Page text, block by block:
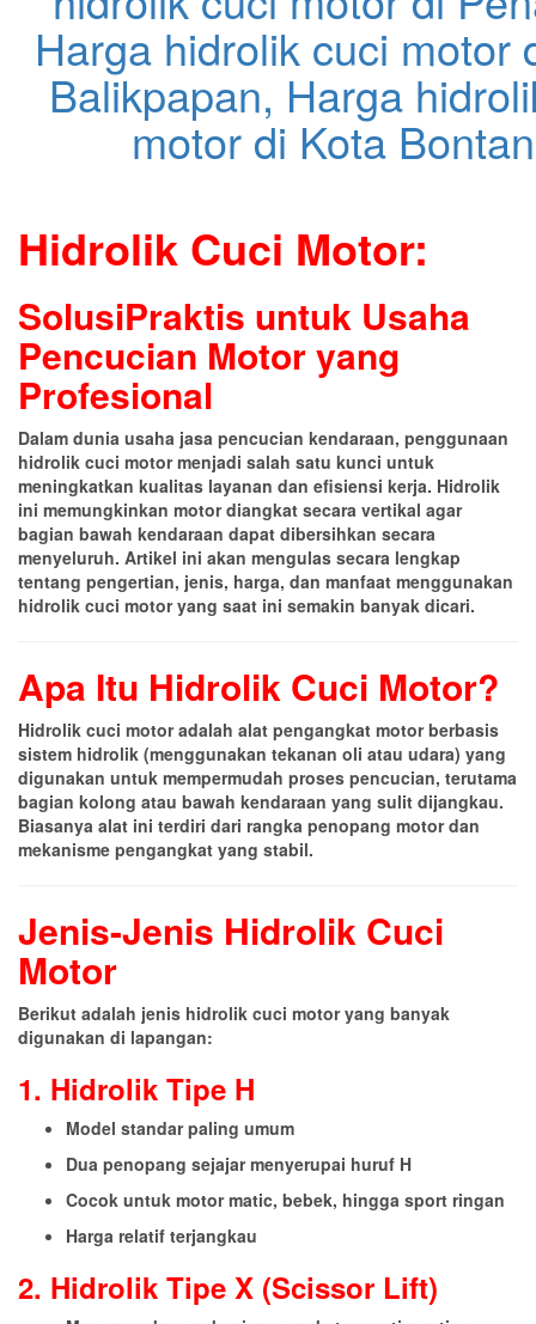
Hidrolik Cuci Motor:
SolusiPraktis untuk Usaha
Pencucian Motor yang
Profesional
Dalam dunia usaha jasa pencucian kendaraan, penggunaan
hidrolik cuci motor menjadi salah satu kunci untuk
meningkatkan kualitas layanan dan efisiensi kerja. Hidrolik
ini memungkinkan motor diangkat secara vertikal agar
bagian bawah kendaraan dapat dibersihkan secara
menyeluruh. Artikel ini akan mengulas secara lengkap
tentang pengertian, jenis, harga, dan manfaat menggunakan
hidrolik cuci motor yang saat ini semakin banyak dicari.
Apa Itu Hidrolik Cuci Motor?
Hidrolik cuci motor adalah alat pengangkat motor berbasis
sistem hidrolik (menggunakan tekanan oli atau udara) yang
digunakan untuk mempermudah proses pencucian, terutama
bagian kolong atau bawah kendaraan yang sulit dijangkau.
Biasanya alat ini terdiri dari rangka penopang motor dan
mekanisme pengangkat yang stabil.
Jenis-Jenis Hidrolik Cuci
Motor
Berikut adalah jenis hidrolik cuci motor yang banyak
digunakan di lapangan:
1. Hidrolik Tipe H
Model standar paling umum
Dua penopang sejajar menyerupai huruf H
Cocok untuk motor matic, bebek, hingga sport ringan
Harga relatif terjangkau
2. Hidrolik Tipe X (Scissor Lift)